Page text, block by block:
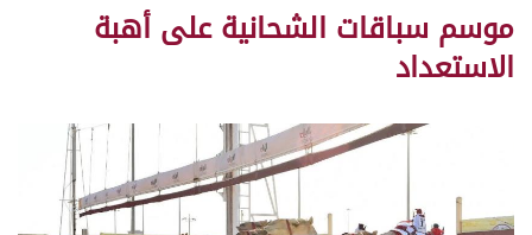
موسم سباقات الشحانية على أهبة
الاستعداد